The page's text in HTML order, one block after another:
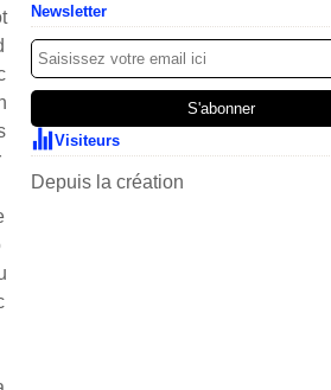
Newsletter
Visiteurs
Depuis la création